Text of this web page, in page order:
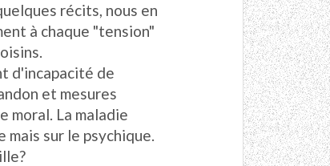
récits, nous en
à chaque "tension"
d'incapacité de
et mesures
moral. La maladie
sur le psychique.